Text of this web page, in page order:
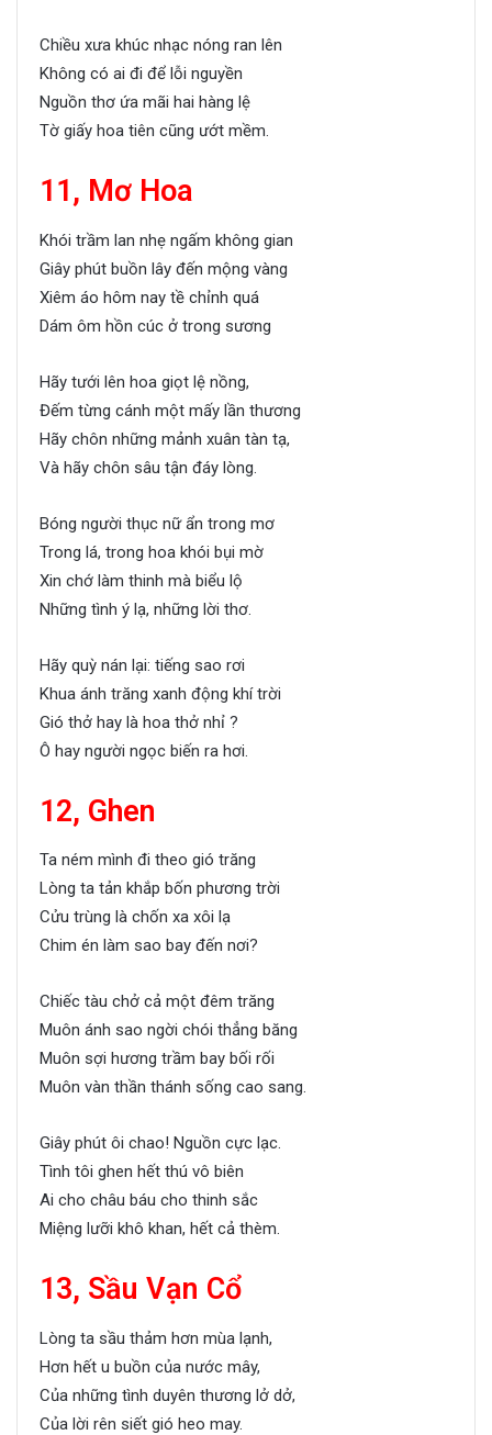
Chiều xưa khúc nhạc nóng ran lên
Không có ai đi để lỗi nguyền
Nguồn thơ ứa mãi hai hàng lệ
Tờ giấy hoa tiên cũng ướt mềm.
11, Mơ Hoa
Khói trầm lan nhẹ ngấm không gian
Giây phút buồn lây đến mộng vàng
Xiêm áo hôm nay tề chỉnh quá
Dám ôm hồn cúc ở trong sương
Hãy tưới lên hoa giọt lệ nồng,
Đếm từng cánh một mấy lần thương
Hãy chôn những mảnh xuân tàn tạ,
Và hãy chôn sâu tận đáy lòng.
Bóng người thục nữ ẩn trong mơ
Trong lá, trong hoa khói bụi mờ
Xin chớ làm thinh mà biểu lộ
Những tình ý lạ, những lời thơ.
Hãy quỳ nán lại: tiếng sao rơi
Khua ánh trăng xanh động khí trời
Gió thở hay là hoa thở nhỉ ?
Ô hay người ngọc biến ra hơi.
12, Ghen
Ta ném mình đi theo gió trăng
Lòng ta tản khắp bốn phương trời
Cửu trùng là chốn xa xôi lạ
Chim én làm sao bay đến nơi?
Chiếc tàu chở cả một đêm trăng
Muôn ánh sao ngời chói thẳng băng
Muôn sợi hương trầm bay bối rối
Muôn vàn thần thánh sống cao sang.
Giây phút ôi chao! Nguồn cực lạc.
Tình tôi ghen hết thú vô biên
Ai cho châu báu cho thinh sắc
Miệng lưỡi khô khan, hết cả thèm.
13, Sầu Vạn Cổ
Lòng ta sầu thảm hơn mùa lạnh,
Hơn hết u buồn của nước mây,
Của những tình duyên thương lở dở,
Của lời rên siết gió heo may.